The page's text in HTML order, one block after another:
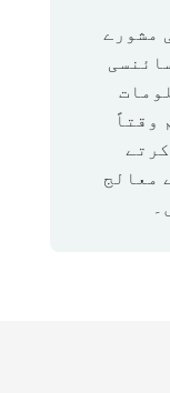
مشورے
وقتاً
معالج